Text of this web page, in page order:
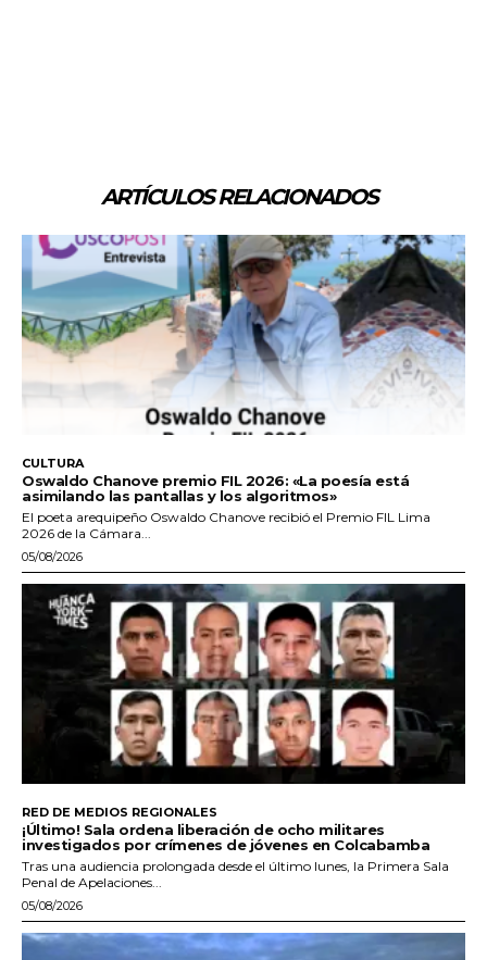
ARTÍCULOS RELACIONADOS
CULTURA
Oswaldo Chanove premio FIL 2026: «La poesía está
asimilando las pantallas y los algoritmos»
El poeta arequipeño Oswaldo Chanove recibió el Premio FIL Lima
2026 de la Cámara...
05/08/2026
RED DE MEDIOS REGIONALES
¡Último! Sala ordena liberación de ocho militares
investigados por crímenes de jóvenes en Colcabamba
Tras una audiencia prolongada desde el último lunes, la Primera Sala
Penal de Apelaciones...
05/08/2026